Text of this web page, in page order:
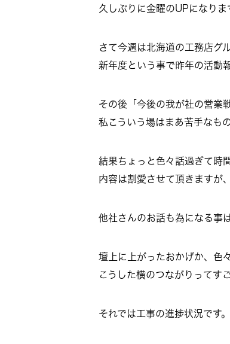
久しぶりに金曜のUPになりま
さて今週は北海道の工務店グ
新年度という事で昨年の活動
その後「今後の我が社の営業
私こういう場はまあ苦手なも
結果ちょっと色々話過ぎて時
内容は割愛させて頂きますが
他社さんのお話も為になる事
壇上に上がったおかげか、色
こうした横のつながりってす
それでは工事の進捗状況です。